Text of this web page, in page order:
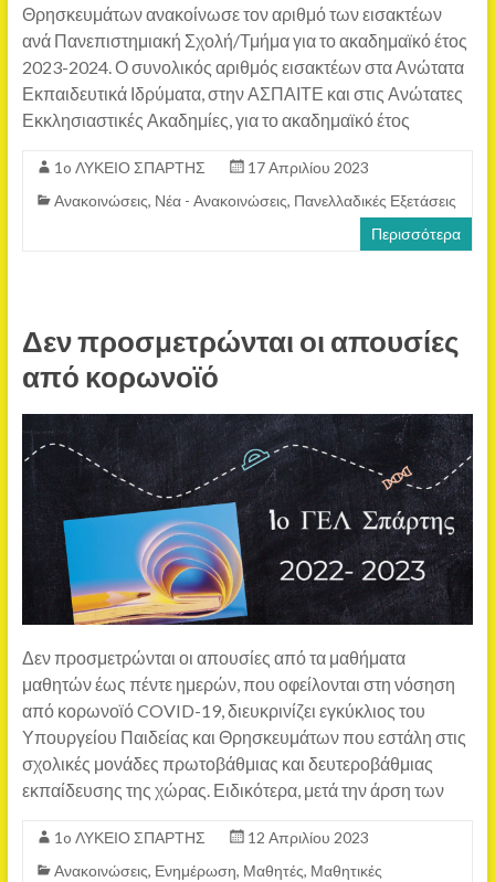
Θρησκευμάτων ανακοίνωσε τον αριθμό των εισακτέων
ανά Πανεπιστημιακή Σχολή/Τμήμα για το ακαδημαϊκό έτος
2023-2024. Ο συνολικός αριθμός εισακτέων στα Ανώτατα
Εκπαιδευτικά Ιδρύματα, στην ΑΣΠΑΙΤΕ και στις Ανώτατες
Εκκλησιαστικές Ακαδημίες, για το ακαδημαϊκό έτος
1o ΛΥΚΕΙΟ ΣΠΑΡΤΗΣ
17 Απριλίου 2023
Ανακοινώσεις, Νέα - Ανακοινώσεις, Πανελλαδικές Εξετάσεις
Περισσότερα
Δεν προσμετρώνται οι απουσίες
από κορωνοϊό
Δεν προσμετρώνται οι απουσίες από τα μαθήματα
μαθητών έως πέντε ημερών, που οφείλονται στη νόσηση
από κορωνοϊό COVID-19, διευκρινίζει εγκύκλιος του
Υπουργείου Παιδείας και Θρησκευμάτων που εστάλη στις
σχολικές μονάδες πρωτοβάθμιας και δευτεροβάθμιας
εκπαίδευσης της χώρας. Ειδικότερα, μετά την άρση των
1o ΛΥΚΕΙΟ ΣΠΑΡΤΗΣ
12 Απριλίου 2023
Ανακοινώσεις, Ενημέρωση, Μαθητές, Μαθητικές